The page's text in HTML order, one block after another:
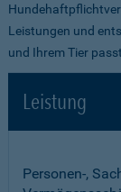
Leistungen und
und Ihrem Tier
Leistung
Personen-,